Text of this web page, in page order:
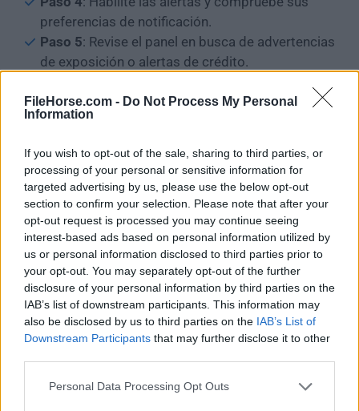
FileHorse.com - Do Not Process My Personal
Information
If you wish to opt-out of the sale, sharing to third parties, or
processing of your personal or sensitive information for
targeted advertising by us, please use the below opt-out
section to confirm your selection. Please note that after your
opt-out request is processed you may continue seeing
interest-based ads based on personal information utilized by
us or personal information disclosed to third parties prior to
your opt-out. You may separately opt-out of the further
disclosure of your personal information by third parties on the
IAB’s list of downstream participants. This information may
also be disclosed by us to third parties on the IAB’s List of
Downstream Participants that may further disclose it to other
Personal Data Processing Opt Outs
preferencias de notificación.
Paso 5: Revise el panel en busca de advertencias
de exposición o alertas de crédito.
se detecte una amenaza.
Paso 7: Póngase en contacto con el soporte de
fraude.
Paso 8: Mantenga sus detalles monitorizados
actualizados con el tiempo.
Preguntas Frecuentes
¿Es Coveron un antivirus?
No. Coveron no es un programa antivirus tradicional.
Es una plataforma de protección y monitorización de
identidad que se centra en la exposición de datos
personales, alertas de fraude, actividad crediticia y
soporte de recuperación.